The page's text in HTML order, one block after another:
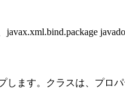
します。クラスは、プ